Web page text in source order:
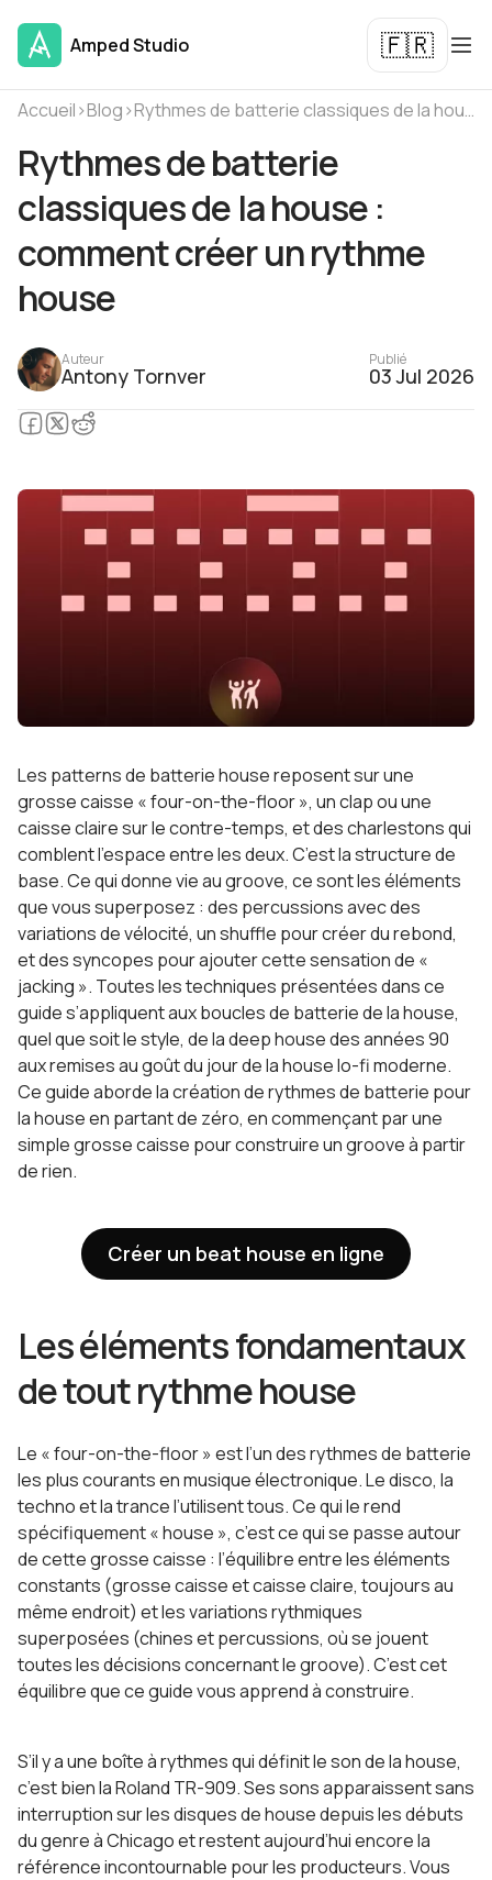
Amped Studio 🇫🇷
Accueil›Blog› Rythmes de batterie classiques de la house : comment créer un rythme house
Rythmes de batterie
classiques de la house :
comment créer un rythme
house
Auteur
Antony Tornver
Publié
03 Jul 2026
Les patterns de batterie house reposent sur une
grosse caisse « four-on-the-floor », un clap ou une
caisse claire sur le contre-temps, et des charlestons qui
comblent l’espace entre les deux. C’est la structure de
base. Ce qui donne vie au groove, ce sont les éléments
que vous superposez : des percussions avec des
variations de vélocité, un shuffle pour créer du rebond,
et des syncopes pour ajouter cette sensation de «
jacking ». Toutes les techniques présentées dans ce
guide s’appliquent aux boucles de batterie de la house,
quel que soit le style, de la deep house des années 90
aux remises au goût du jour de la house lo-fi moderne.
Ce guide aborde la création de rythmes de batterie pour
la house en partant de zéro, en commençant par une
simple grosse caisse pour construire un groove à partir
de rien.
Créer un beat house en ligne
Les éléments fondamentaux
de tout rythme house
Le « four-on-the-floor » est l’un des rythmes de batterie
les plus courants en musique électronique. Le disco, la
techno et la trance l’utilisent tous. Ce qui le rend
spécifiquement « house », c’est ce qui se passe autour
de cette grosse caisse : l’équilibre entre les éléments
constants (grosse caisse et caisse claire, toujours au
même endroit) et les variations rythmiques
superposées (chines et percussions, où se jouent
toutes les décisions concernant le groove). C’est cet
équilibre que ce guide vous apprend à construire.
S’il y a une boîte à rythmes qui définit le son de la house,
c’est bien la Roland TR-909. Ses sons apparaissent sans
interruption sur les disques de house depuis les débuts
du genre à Chicago et restent aujourd’hui encore la
référence incontournable pour les producteurs. Vous